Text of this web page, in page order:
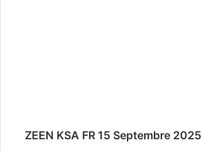
ZEEN KSA FR 15 Septembre 2025